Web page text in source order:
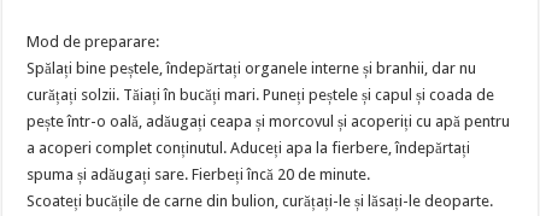
Mod de preparare:
Spălați bine peștele, îndepărtați organele interne și branhii, dar nu
curățați solzii. Tăiați în bucăți mari. Puneți peștele și capul și coada de
pește într-o oală, adăugați ceapa și morcovul și acoperiți cu apă pentru
a acoperi complet conținutul. Aduceți apa la fierbere, îndepărtați
spuma și adăugați sare. Fierbeți încă 20 de minute.
Scoateți bucățile de carne din bulion, curățați-le și lăsați-le deoparte.